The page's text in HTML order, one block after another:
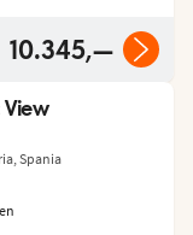
10.345,—
Spania